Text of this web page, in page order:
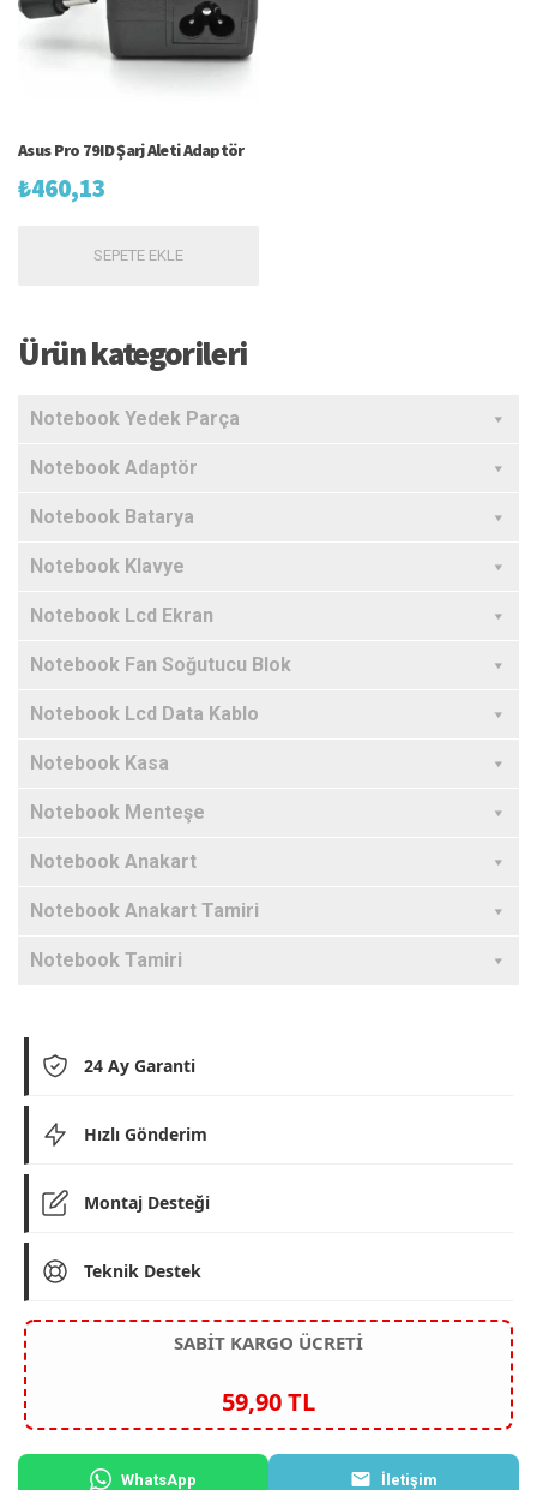
Asus Pro 79ID Şarj Aleti Adaptör
₺460,13
SEPETE EKLE
Ürün kategorileri
Notebook Yedek Parça
Notebook Adaptör
Notebook Batarya
Notebook Klavye
Notebook Lcd Ekran
Notebook Fan Soğutucu Blok
Notebook Lcd Data Kablo
Notebook Kasa
Notebook Menteşe
Notebook Anakart
Notebook Anakart Tamiri
Notebook Tamiri
24 Ay Garanti
Hızlı Gönderim
Montaj Desteği
Teknik Destek
SABİT KARGO ÜCRETİ
59,90 TL
WhatsApp İletişim